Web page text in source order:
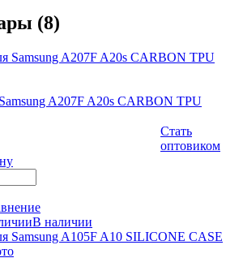
(8)
A207F A20s CARBON TPU
Стать
оптовиком
В наличии